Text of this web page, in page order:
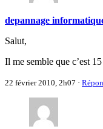
depannage
Salut,
Il me semble que c’est
22 février 2010, 2h07 ·